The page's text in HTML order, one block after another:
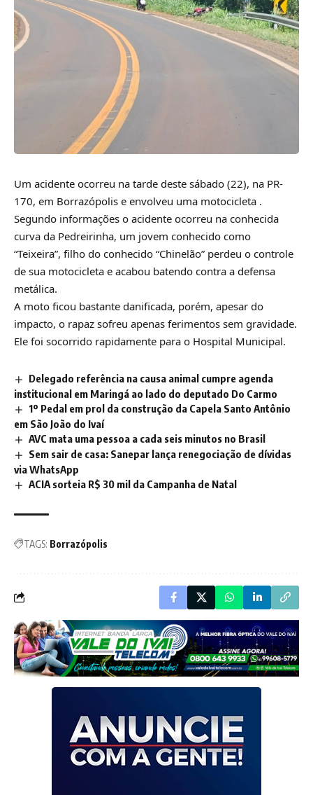
Um acidente ocorreu na tarde deste sábado (22), na PR-
170, em Borrazópolis e envolveu uma motocicleta .
Segundo informações o acidente ocorreu na conhecida
curva da Pedreirinha, um jovem conhecido como
“Teixeira”, filho do conhecido “Chinelão” perdeu o controle
de sua motocicleta e acabou batendo contra a defensa
metálica.
A moto ficou bastante danificada, porém, apesar do
impacto, o rapaz sofreu apenas ferimentos sem gravidade.
Ele foi socorrido rapidamente para o Hospital Municipal.
Delegado referência na causa animal cumpre agenda
institucional em Maringá ao lado do deputado Do Carmo
1º Pedal em prol da construção da Capela Santo Antônio
em São João do Ivaí
AVC mata uma pessoa a cada seis minutos no Brasil
Sem sair de casa: Sanepar lança renegociação de dívidas
via WhatsApp
ACIA sorteia R$ 30 mil da Campanha de Natal
TAGS: Borrazópolis